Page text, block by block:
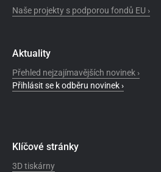
Naše projekty s podporou fondů EU ›
Aktuality
Přehled nejzajímavějších novinek ›
Přihlásit se k odběru novinek ›
Klíčové stránky
3D tiskárny